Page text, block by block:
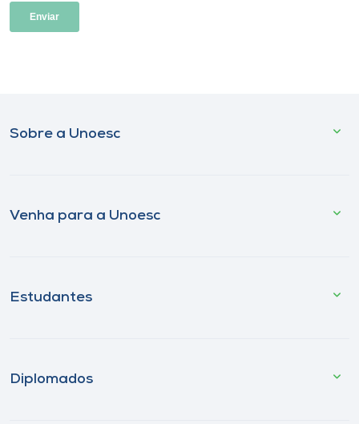
Sobre a Unoesc
Venha para a Unoesc
Estudantes
Diplomados